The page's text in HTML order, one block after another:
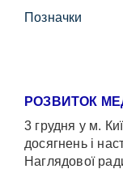
Позначки
РОЗВИТОК
3 грудня у м.
досягнень і
Наглядової